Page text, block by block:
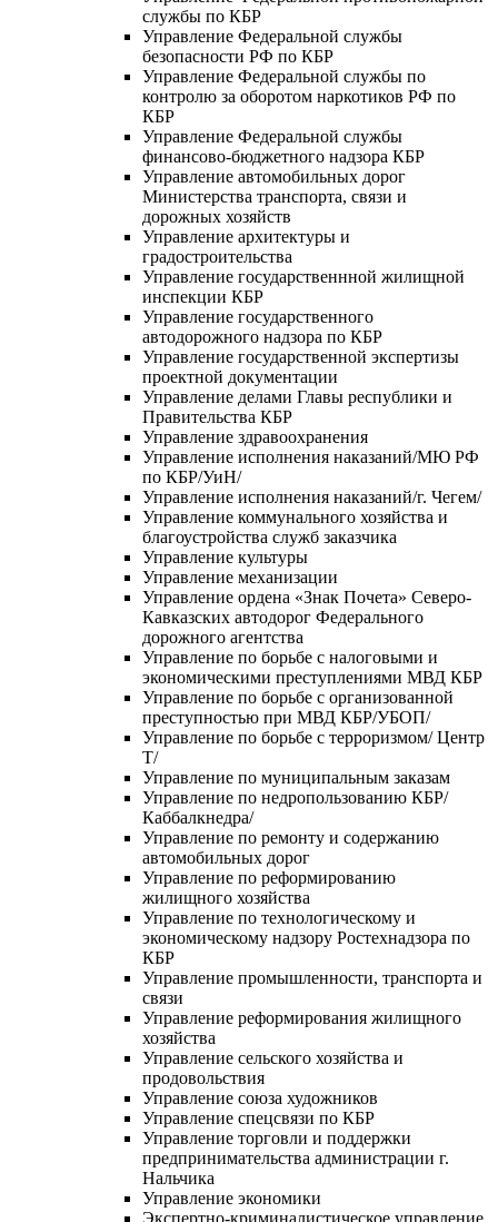
службы по КБР
Управление Федеральной службы
безопасности РФ по КБР
Управление Федеральной службы по
контролю за оборотом наркотиков РФ по
КБР
Управление Федеральной службы
финансово-бюджетного надзора КБР
Управление автомобильных дорог
Министерства транспорта, связи и
дорожных хозяйств
Управление архитектуры и
градостроительства
Управление государственнной жилищной
инспекции КБР
Управление государственного
автодорожного надзора по КБР
Управление государственной экспертизы
проектной документации
Управление делами Главы республики и
Правительства КБР
Управление здравоохранения
Управление исполнения наказаний/МЮ РФ
по КБР/УиН/
Управление исполнения наказаний/г. Чегем/
Управление коммунального хозяйства и
благоустройства служб заказчика
Управление культуры
Управление механизации
Управление ордена «Знак Почета» Северо-
Кавказских автодорог Федерального
дорожного агентства
Управление по борьбе с налоговыми и
экономическими преступлениями МВД КБР
Управление по борьбе с организованной
преступностью при МВД КБР/УБОП/
Управление по борьбе с терроризмом/ Центр
Т/
Управление по муниципальным заказам
Управление по недропользованию КБР/
Каббалкнедра/
Управление по ремонту и содержанию
автомобильных дорог
Управление по реформированию
жилищного хозяйства
Управление по технологическому и
экономическому надзору Ростехнадзора по
КБР
Управление промышленности, транспорта и
связи
Управление реформирования жилищного
хозяйства
Управление сельского хозяйства и
продовольствия
Управление союза художников
Управление спецсвязи по КБР
Управление торговли и поддержки
предпринимательства администрации г.
Нальчика
Управление экономики
Экспертно-криминалистическое управление